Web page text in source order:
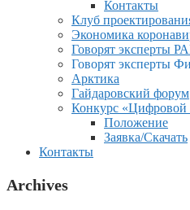
Контакты
Клуб
Экономика
Говорят эксперты
Говорят эксперты
Арктика
Гайдаровский форум
Конкурс «Цифровой
Положение
Заявка/Скачать
Контакты
Archives